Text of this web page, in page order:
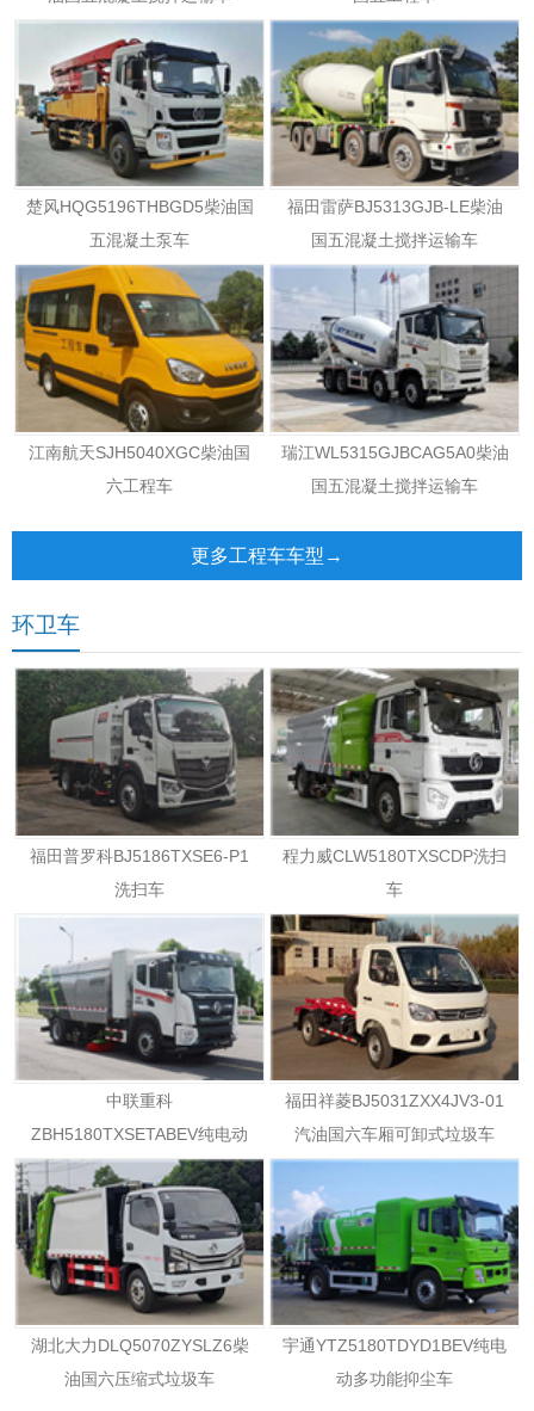
楚风HQG5196THBGD5柴油国
五混凝土泵车
福田雷萨BJ5313GJB-LE柴油
国五混凝土搅拌运输车
江南航天SJH5040XGC柴油国
六工程车
瑞江WL5315GJBCAG5A0柴油
国五混凝土搅拌运输车
更多工程车车型→
环卫车
福田普罗科BJ5186TXSE6-P1
洗扫车
程力威CLW5180TXSCDP洗扫
车
中联重科
ZBH5180TXSETABEV纯电动
洗扫车
福田祥菱BJ5031ZXX4JV3-01
汽油国六车厢可卸式垃圾车
湖北大力DLQ5070ZYSLZ6柴
油国六压缩式垃圾车
宇通YTZ5180TDYD1BEV纯电
动多功能抑尘车